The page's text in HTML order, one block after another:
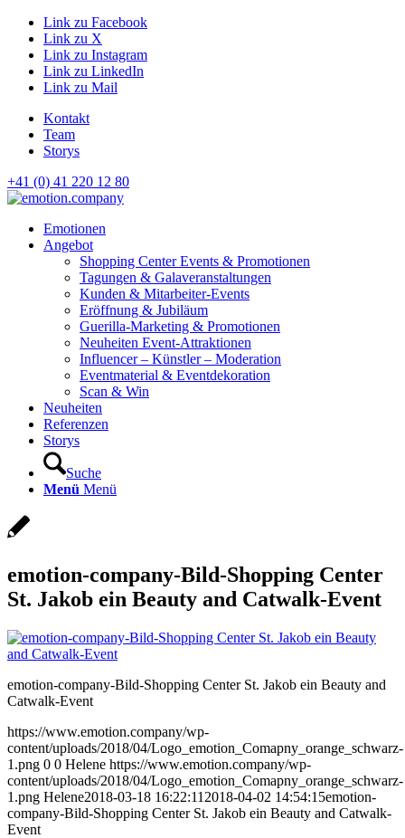
Link zu Facebook
Link zu X
Link zu Instagram
Link zu LinkedIn
Link zu Mail
Kontakt
Team
Storys
+41 (0) 41 220 12 80
Hauptnavigation
Emotionen
Angebot
Shopping Center Events & Promotionen
Tagungen & Galaveranstaltungen
Kunden & Mitarbeiter-Events
Eröffnung & Jubiläum
Guerilla-Marketing & Promotionen
Neuheiten Event-Attraktionen
Influencer – Künstler – Moderation
Eventmaterial & Eventdekoration
Scan & Win
Neuheiten
Referenzen
Storys
Suche
Menü Menü
emotion-company-Bild-Shopping Center
St. Jakob ein Beauty and Catwalk-Event
emotion-company-Bild-Shopping Center St. Jakob ein Beauty and
Catwalk-Event
https://www.emotion.company/wp-
content/uploads/2018/04/Logo_emotion_Comapny_orange_schwarz-
1.png 0 0 Helene https://www.emotion.company/wp-
content/uploads/2018/04/Logo_emotion_Comapny_orange_schwarz-
1.png Helene2018-03-18 16:22:11 2018-04-02 14:54:15emotion-
company-Bild-Shopping Center St. Jakob ein Beauty and Catwalk-
Event